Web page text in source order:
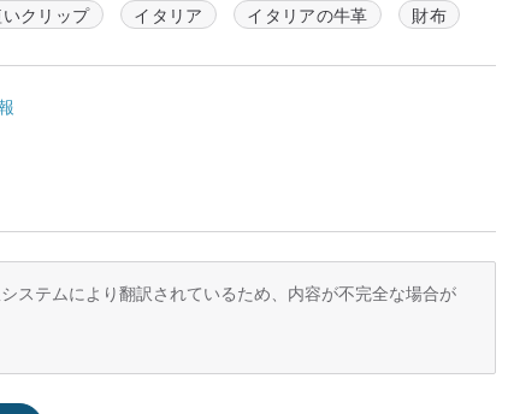
クリップ イタリア イタリアの牛革 財布
ステムにより翻訳されているため、内容が不完全な場合が